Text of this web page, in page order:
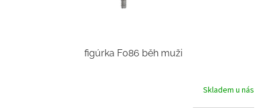
figúrka F086 běh muži
Skladem u nás